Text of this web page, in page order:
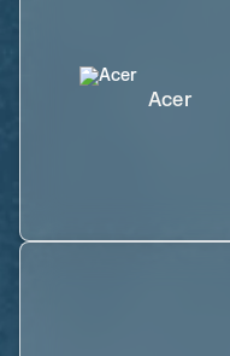
Acer